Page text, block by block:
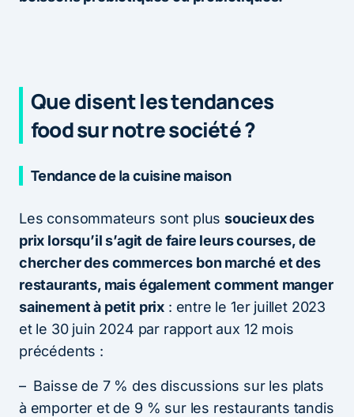
Que disent les tendances
food sur notre société ?
Tendance de la cuisine maison
Les consommateurs sont plus soucieux des
prix lorsqu’il s’agit de faire leurs courses, de
chercher des commerces bon marché et des
restaurants,mais également comment manger
sainement à petit prix : entre le 1er juillet 2023
et le 30 juin 2024 par rapport aux 12 mois
précédents :
– Baisse de 7 % des discussions sur les plats
à emporter et de 9 % sur les restaurants tandis